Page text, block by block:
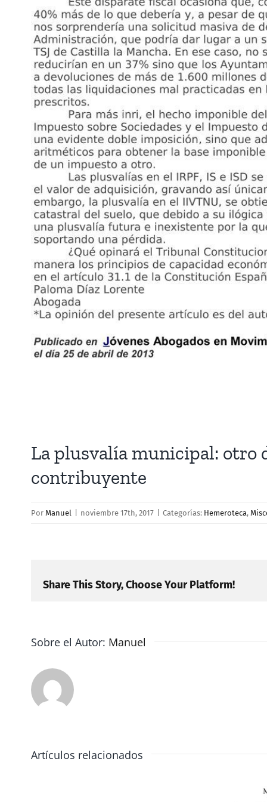
La plusvalía municipal: otro
contribuyente
Por Manuel noviembre 17th, 2017 Categorías: Hemeroteca,
Share This Story, Choose Your Platform!
Sobre el Autor: Manuel
Artículos relacionados